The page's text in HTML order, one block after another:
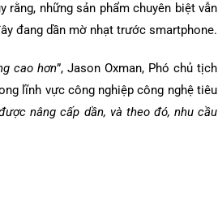
những sản phẩm chuyên biệt vẫn
đang dần mờ nhạt trước smartphone.
cao hơn”, Jason Oxman, Phó chủ tịch
lĩnh vực công nghiệp công nghệ tiêu
nâng cấp dần, và theo đó, nhu cầu